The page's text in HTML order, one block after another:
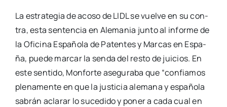
La estra­te­gia de aco­so de LIDL se vuel­ve en su con­
tra, esta sen­ten­cia en Ale­ma­nia jun­to al infor­me de
la Ofi­ci­na Espa­ño­la de Paten­tes y Mar­cas en Espa­
ña, pue­de mar­car la sen­da del res­to de jui­cios. En
este sen­ti­do, Mon­for­te ase­gu­ra­ba que “con­fia­mos
ple­na­men­te en que la jus­ti­cia ale­ma­na y espa­ño­la
sabrán acla­rar lo suce­di­do y poner a cada cual en